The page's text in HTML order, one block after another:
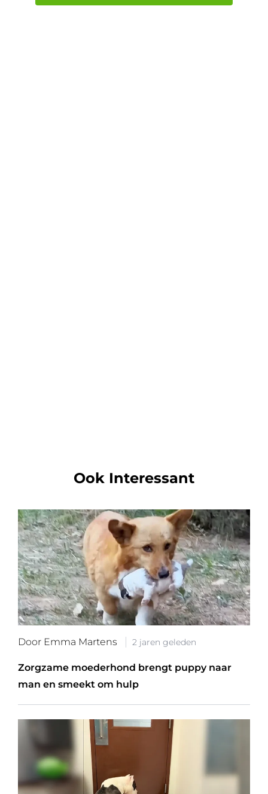
Ook Interessant
Door Emma Martens 2 jaren geleden
Zorgzame moederhond brengt puppy naar
man en smeekt om hulp